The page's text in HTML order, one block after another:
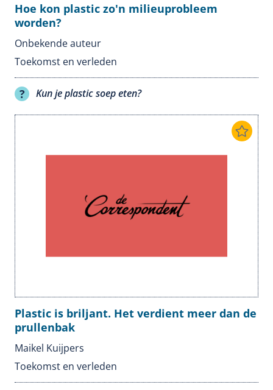
Hoe kon plastic zo'n milieuprobleem
worden?
Onbekende auteur
Toekomst en verleden
Kun je plastic soep eten?
Plastic is briljant. Het verdient meer dan de
prullenbak
Maikel Kuijpers
Toekomst en verleden